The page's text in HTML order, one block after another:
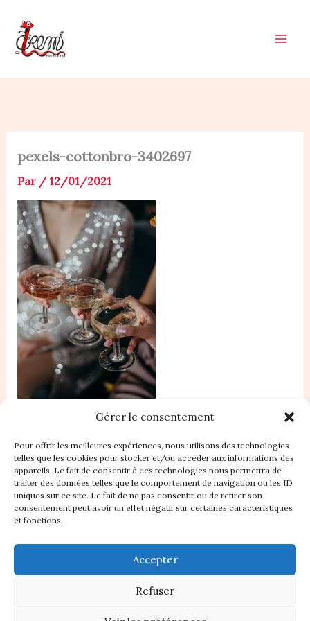
Gérer le consentement
Pour offrir les meilleures expériences, nous utilisons des technologies
telles que les cookies pour stocker et/ou accéder aux informations des
appareils. Le fait de consentir à ces technologies nous permettra de
traiter des données telles que le comportement de navigation ou les ID
uniques sur ce site. Le fait de ne pas consentir ou de retirer son
consentement peut avoir un effet négatif sur certaines caractéristiques
et fonctions.
Accepter
Refuser
contenu
pexels-cottonbro-3402697
Par /12/01/2021
Accueil
Nos Statuts
Plan du site
Contact